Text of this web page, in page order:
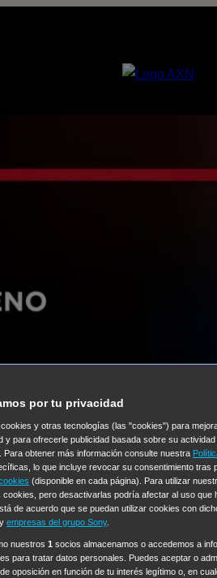
por tu privacidad
y otras tecnologías (las "cookies") para
y para ofrecerle publicidad basada sobre su
Para obtener más información consulte nuestra
lo que incluye revocar su consentimiento tras
(disponible en cada página). Para utilizar
cookies, pero desactivarlas podría afectar al uso que
de acuerdo que se puedan utilizar cookies con
y empresas del grupo Sony.
nuestros 1 socios almacenamos o accedemos a
para tratar datos personales. Puedes aceptar o
oposición en función de tu interés legítimo o, en